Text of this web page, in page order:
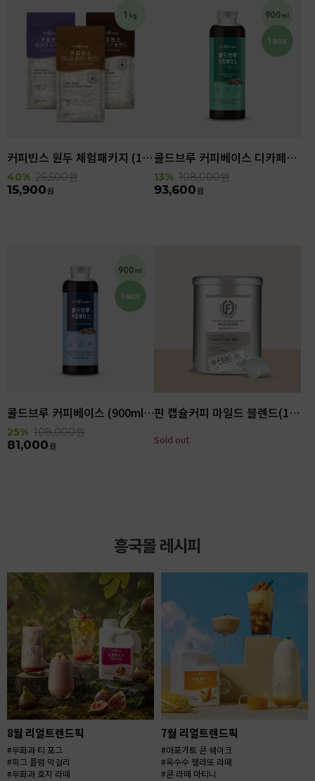
커피빈스 원두 체험패키지 (1kg)
40% 26,500원
15,900원
콜드브루 커피베이스 디카페인 (900ml x 6ea)
13% 108,000원
93,600원
콜드브루 커피베이스 (900ml x 6ea)
25% 108,000원
81,000원
핀 캡슐커피 마일드 블렌드(100입)
Sold out
흥국몰 레시피
8월 리얼트렌드픽
#무화과 티 포그
#피그 플럼 막걸리
#무화과 호지 라떼
7월 리얼트렌드픽
#아포가토 콘 쉐이크
#옥수수 젤라또 라떼
#콘 라떼 마티니